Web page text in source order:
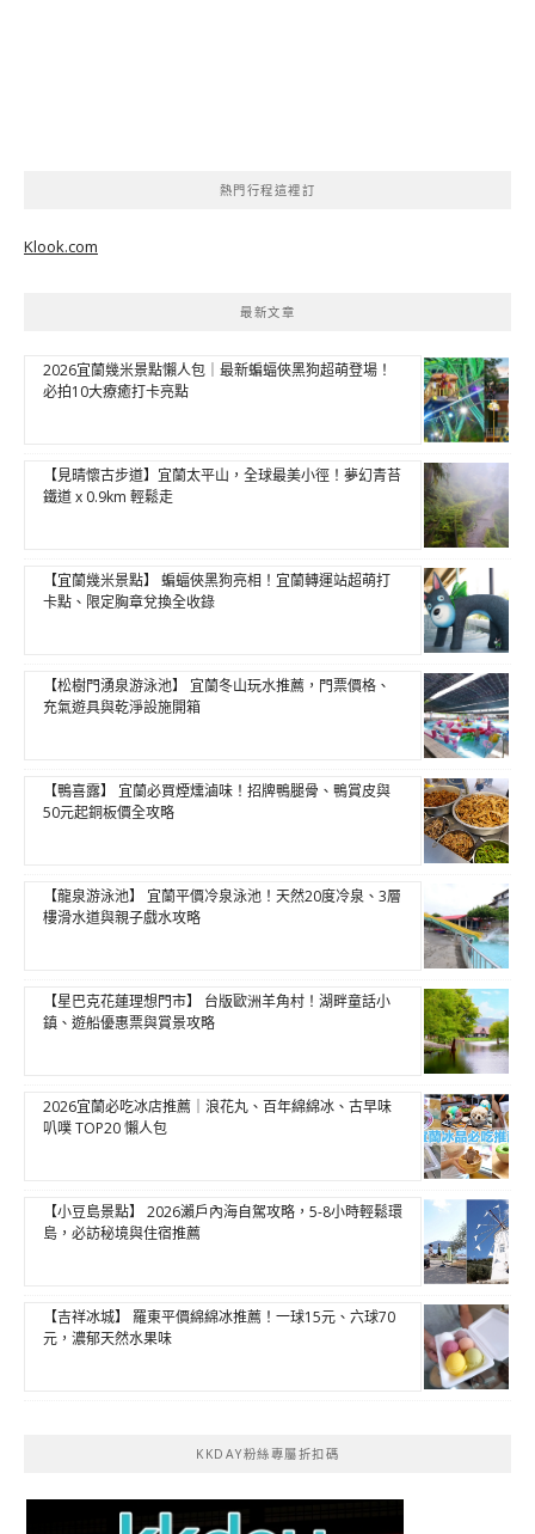
熱門行程這裡訂
Klook.com
最新文章
2026宜蘭幾米景點懶人包｜最新蝙蝠俠黑狗超萌登場！
必拍10大療癒打卡亮點
【見晴懷古步道】宜蘭太平山，全球最美小徑！夢幻青苔
鐵道 x 0.9km 輕鬆走
【宜蘭幾米景點】 蝙蝠俠黑狗亮相！宜蘭轉運站超萌打
卡點、限定胸章兌換全收錄
【松樹門湧泉游泳池】 宜蘭冬山玩水推薦，門票價格、
充氣遊具與乾淨設施開箱
【鴨喜露】 宜蘭必買煙燻滷味！招牌鴨腿骨、鴨賞皮與
50元起銅板價全攻略
【龍泉游泳池】 宜蘭平價冷泉泳池！天然20度冷泉、3層
樓滑水道與親子戲水攻略
【星巴克花蓮理想門市】 台版歐洲羊角村！湖畔童話小
鎮、遊船優惠票與賞景攻略
2026宜蘭必吃冰店推薦｜浪花丸、百年綿綿冰、古早味
叭噗 TOP20 懶人包
【小豆島景點】 2026瀨戶內海自駕攻略，5-8小時輕鬆環
島，必訪秘境與住宿推薦
【吉祥冰城】 羅東平價綿綿冰推薦！一球15元、六球70
元，濃郁天然水果味
KKDAY粉絲專屬折扣碼